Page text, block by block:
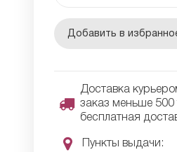
Добавить в
Доставка
заказ меньше 500
бесплатная
Пункты выдачи: